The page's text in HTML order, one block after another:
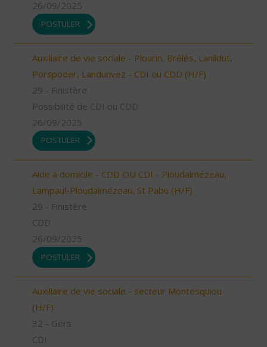
26/09/2025
POSTULER
Auxiliaire de vie sociale - Plourin, Brélès, Lanildut,
Porspoder, Landunvez - CDI ou CDD (H/F)
29 - Finistère
Possibilité de CDI ou CDD
26/09/2025
POSTULER
Aide à domicile - CDD OU CDI - Ploudalmézeau,
Lampaul-Ploudalmézeau, St Pabu (H/F)
29 - Finistère
CDD
26/09/2025
POSTULER
Auxiliaire de vie sociale - secteur Montesquiou
(H/F)
32 - Gers
CDI